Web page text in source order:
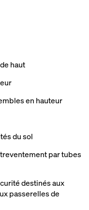
haut
en hauteur
du sol
par tubes
destinés aux
passerelles de